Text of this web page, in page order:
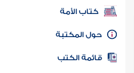
كتب PDF
كتاب الأمة
المكتبة